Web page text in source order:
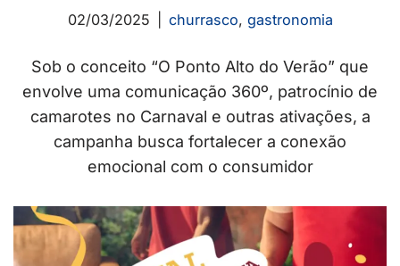
02/03/2025 churrasco, gastronomia
Sob o conceito “O Ponto Alto do Verão” que
envolve uma comunicação 360º, patrocínio de
camarotes no Carnaval e outras ativações, a
campanha busca fortalecer a conexão
emocional com o consumidor